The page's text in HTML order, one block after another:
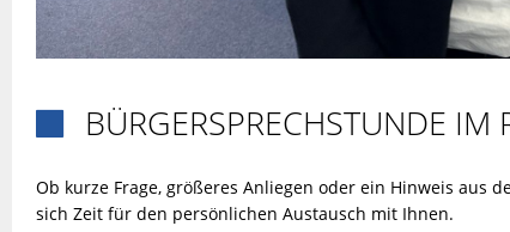
BÜRGERSPRECHSTUNDE IM
Ob kurze Frage, größeres Anliegen oder ein Hinweis aus
sich Zeit für den persönlichen Austausch mit Ihnen.